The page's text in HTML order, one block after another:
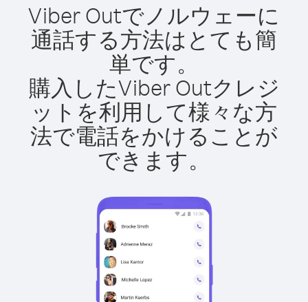
Viber Outでノルウェーに
通話する方法はとても簡
単です。
購入したViber Outクレジ
ットを利用して様々な方
法で電話をかけることが
できます。